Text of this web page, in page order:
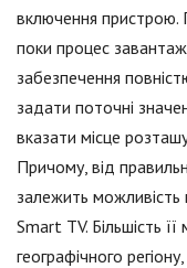
включення пристрою.
поки процес
забезпечення
задати поточні
вказати місце
Причому, від
залежить можливість
Smart TV. Більшість
географічного